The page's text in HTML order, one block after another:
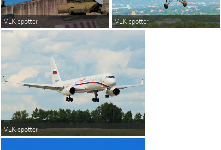
VLK spotter VLK spotter
VLK spotter